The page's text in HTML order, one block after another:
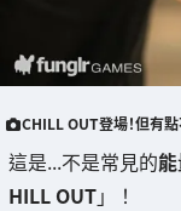
CHILL OUT登場！但有
這是...不是常見的
HILL OUT」！